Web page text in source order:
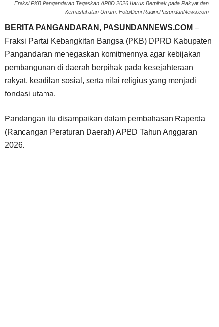
Fraksi PKB Pangandaran Tegaskan APBD 2026 Harus Berpihak pada Rakyat dan
Kemaslahatan Umum. Foto/Deni Rudini.PasundanNews.com
BERITA PANGANDARAN, PASUNDANNEWS.COM –
Fraksi Partai Kebangkitan Bangsa (PKB) DPRD Kabupaten
Pangandaran menegaskan komitmennya agar kebijakan
pembangunan di daerah berpihak pada kesejahteraan
rakyat, keadilan sosial, serta nilai religius yang menjadi
fondasi utama.
Pandangan itu disampaikan dalam pembahasan Raperda
(Rancangan Peraturan Daerah) APBD Tahun Anggaran
2026.